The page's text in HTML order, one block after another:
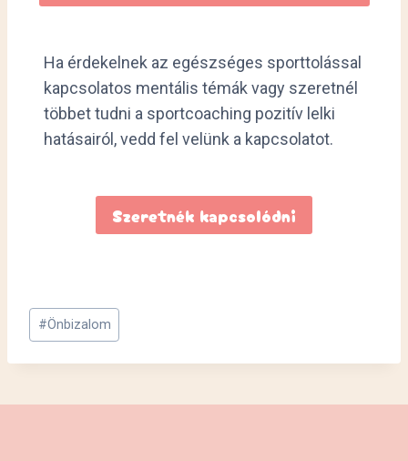
Ha érdekelnek az egészséges sporttolással
kapcsolatos mentális témák vagy szeretnél
többet tudni a sportcoaching pozitív lelki
hatásairól, vedd fel velünk a kapcsolatot.
Szeretnék kapcsolódni
Post
Tags:
#Önbizalom